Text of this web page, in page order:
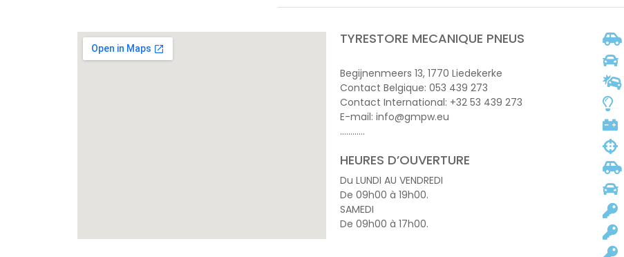
TYRESTORE MECANIQUE PNEUS
Begijnenmeers 13, 1770 Liedekerke
Contact Belgique: 053 439 273
Contact International: +32 53 439 273
E-mail: info@gmpw.eu
…………
HEURES D’OUVERTURE
Du LUNDI AU VENDREDI
De 09h00 à 19h00.
SAMEDI
De 09h00 à 17h00.